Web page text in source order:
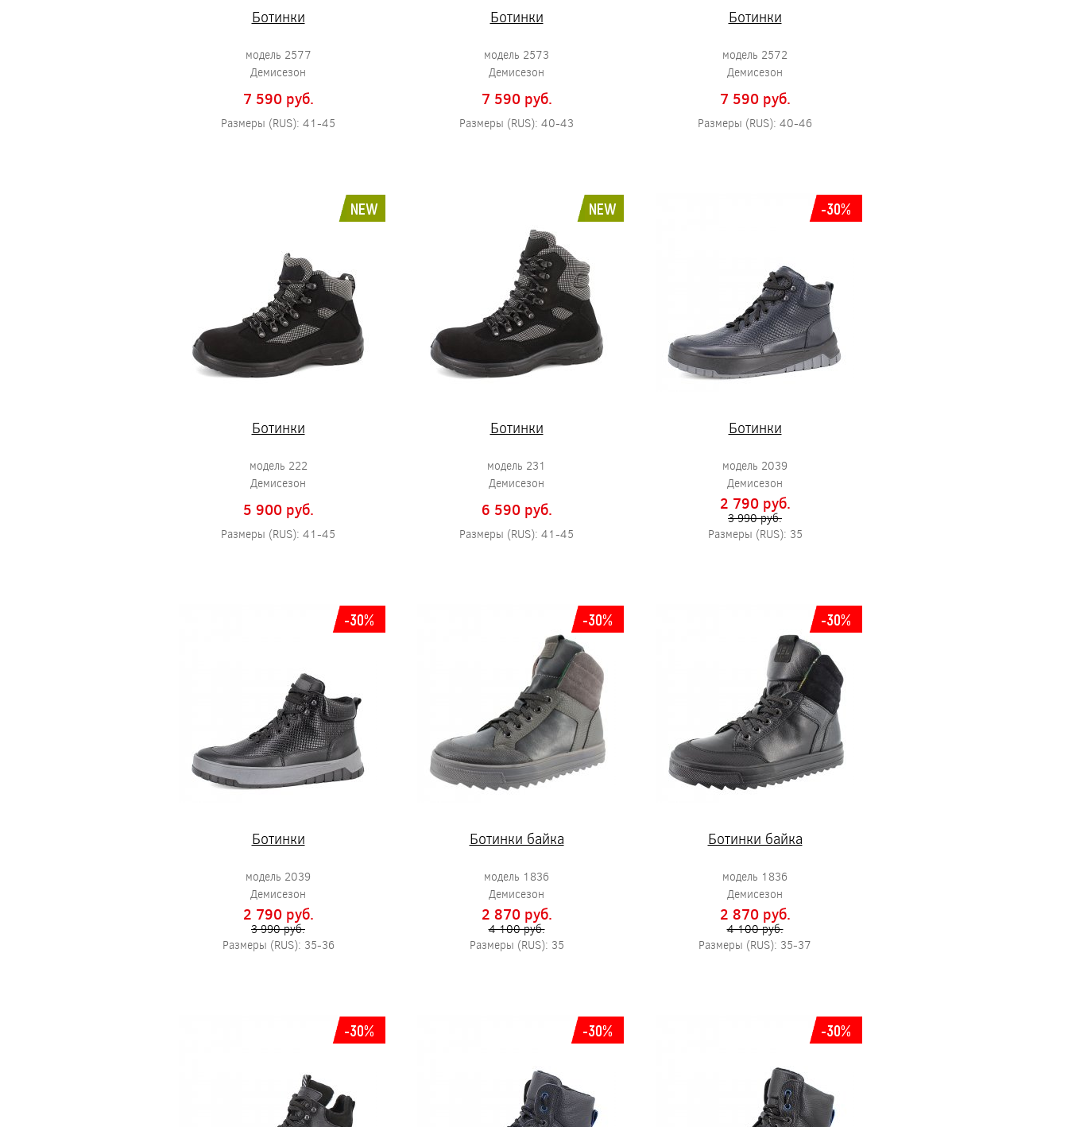
Ботинки
модель 2577
Демисезон
7 590 pуб.
Размеры (RUS): 41-45
Ботинки
модель 2573
Демисезон
7 590 pуб.
Размеры (RUS): 40-43
Ботинки
модель 2572
Демисезон
7 590 pуб.
Размеры (RUS): 40-46
NEW
Ботинки
модель 222
Демисезон
5 900 pуб.
Размеры (RUS): 41-45
NEW
Ботинки
модель 231
Демисезон
6 590 pуб.
Размеры (RUS): 41-45
-30%
Ботинки
модель 2039
Демисезон
2 790 pуб.
3 990 pуб.
Размеры (RUS): 35
-30%
Ботинки
модель 2039
Демисезон
2 790 pуб.
3 990 pуб.
Размеры (RUS): 35-36
-30%
Ботинки байка
модель 1836
Демисезон
2 870 pуб.
4 100 pуб.
Размеры (RUS): 35
-30%
Ботинки байка
модель 1836
Демисезон
2 870 pуб.
4 100 pуб.
Размеры (RUS): 35-37
-30% -30% -30%